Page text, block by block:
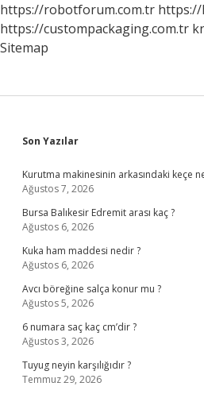
https://robotforum.com.tr https://
https://custompackaging.com.tr
Sitemap
Sidebar
Son Yazılar
Kurutma makinesinin arkasındaki keçe
Ağustos 7, 2026
Bursa Balıkesir Edremit arası kaç ?
Ağustos 6, 2026
Kuka ham maddesi nedir ?
Ağustos 6, 2026
Avcı böreğine salça konur mu ?
Ağustos 5, 2026
6 numara saç kaç cm’dir ?
Ağustos 3, 2026
Tuyug neyin karşılığıdır ?
Temmuz 29, 2026